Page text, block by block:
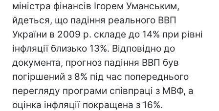
міністра фінансів Ігорем Уманським,
йдеться, що падіння реального ВВП
України в 2009 р. складе до 14% при рівні
інфляції близько 13%. Відповідно до
документа, прогноз падіння ВВП був
погіршений з 8% під час попереднього
перегляду програми співпраці з МВФ, а
оцінка інфляції покращена з 16%.